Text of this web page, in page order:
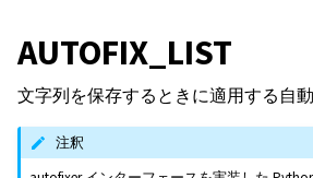
AUTOFIX_LIST
文字列を保存するときに適用する自動
注釈